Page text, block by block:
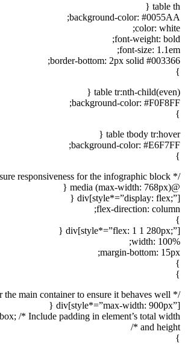
table th {
background-color: #0055AA;
color: white;
font-weight: bold;
font-size: 1.1em;
border-bottom: 2px solid #003366;
}
table tr:nth-child(even) {
background-color: #F0F8FF;
}
table tbody tr:hover {
background-color: #E6F7FF;
}
/* Ensure responsiveness for the infographic block */
@media (max-width: 768px) {
div[style*=”display: flex;”] {
flex-direction: column;
}
div[style*=”flex: 1 1 280px;”] {
width: 100%;
margin-bottom: 15px;
}
}
/* Specific styling for the main container to ensure it behaves well */
div[style*=”max-width: 900px”] {
/* Include padding in element’s total width
and height */
}